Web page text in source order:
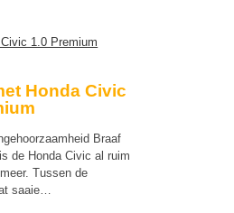
Honda Civic
Braaf
de Honda Civic al ruim
Tussen de
saaie…